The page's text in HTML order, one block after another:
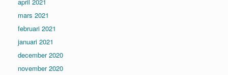
mars 2021
februari 2021
januari 2021
december 2020
november 2020